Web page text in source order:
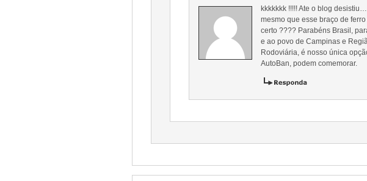
kkkkkkk !!!!! Ate o blog
mesmo que esse braço de
certo ???? Parabéns Brasil,
e ao povo de Campinas e
Rodoviária, é nosso única
AutoBan, podem comemorar.